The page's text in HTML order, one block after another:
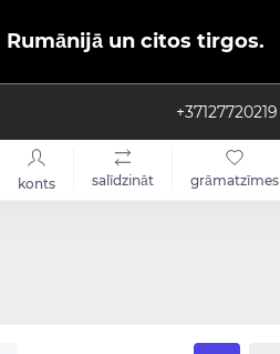
un citos tirgos.
+37127720219
konts salīdzināt grāmatzīmes